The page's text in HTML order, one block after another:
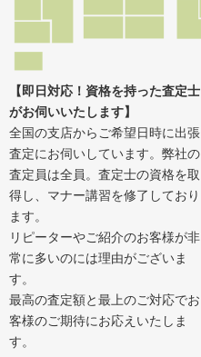
【即日対応！資格を持った査定士
がお伺いいたします】
全国の支店からご希望日時に出張
査定にお伺いしています。弊社の
査定員は全員。査定士の資格を取
得し、マナー講習を修了しており
ます。
リピーターやご紹介のお客様が非
常に多いのには理由がございま
す。
最高の査定額と最上のご対応でお
客様のご期待にお応えいたしま
す。